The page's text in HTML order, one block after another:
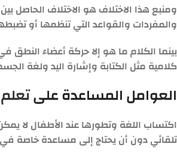
ومنبع هذا الاختلاف هو الاختلاف
والمفردات والقواعد التي تنظمها أو
بينما الكلام ما هو إلا حركة أعضاء النطق
كلامية مثل الكتابة وإشارة اليد ولغة
العوامل المساعدة على
اكتساب اللغة وتطورها عند الأطفال لا
تلقائي دون أن يحتاج إلى مساعدة خاصة